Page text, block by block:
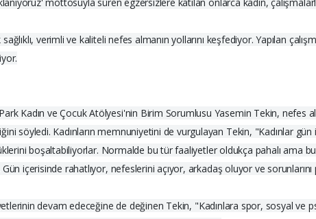
verimli ve kaliteli nefes almanın yollarını keşfediyor. Yapılan
Kadın ve Çocuk Atölyesi'nin Birim Sorumlusu Yasemin Tekin, nefes
söyledi. Kadınların memnuniyetini de vurgulayan Tekin, "Kadınlar
boşaltabiliyorlar. Normalde bu tür faaliyetler oldukça pahalı ama
içerisinde rahatlıyor, nefeslerini açıyor, arkadaş oluyor ve
devam edeceğine de değinen Tekin, "Kadınlara spor, sosyal ve